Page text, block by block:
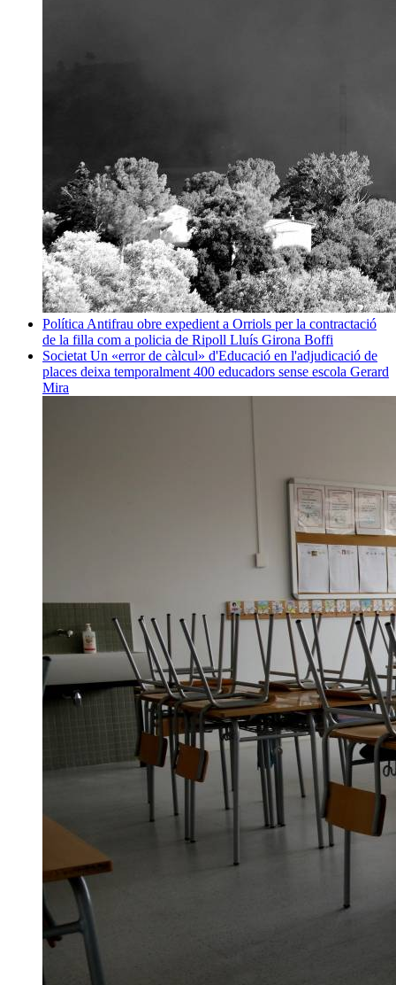
Política Antifrau obre expedient a Orriols per la contractació
de la filla com a policia de Ripoll Lluís Girona Boffi
Societat Un «error de càlcul» d'Educació en l'adjudicació de
places deixa temporalment 400 educadors sense escola Gerard
Mira